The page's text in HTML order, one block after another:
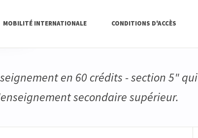
MOBILITÉ INTERNATIONALE CONDITIONS D'ACCÈS
en 60 crédits - section 5" qui
secondaire supérieur.